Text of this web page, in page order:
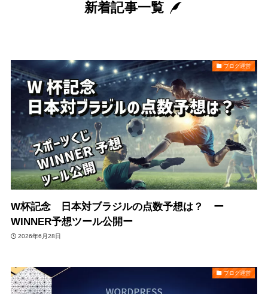
新着記事一覧
ブログ運営
W杯記念 日本対ブラジルの点数予想は？ ー
WINNER予想ツール公開ー
2026年6月28日
ブログ運営